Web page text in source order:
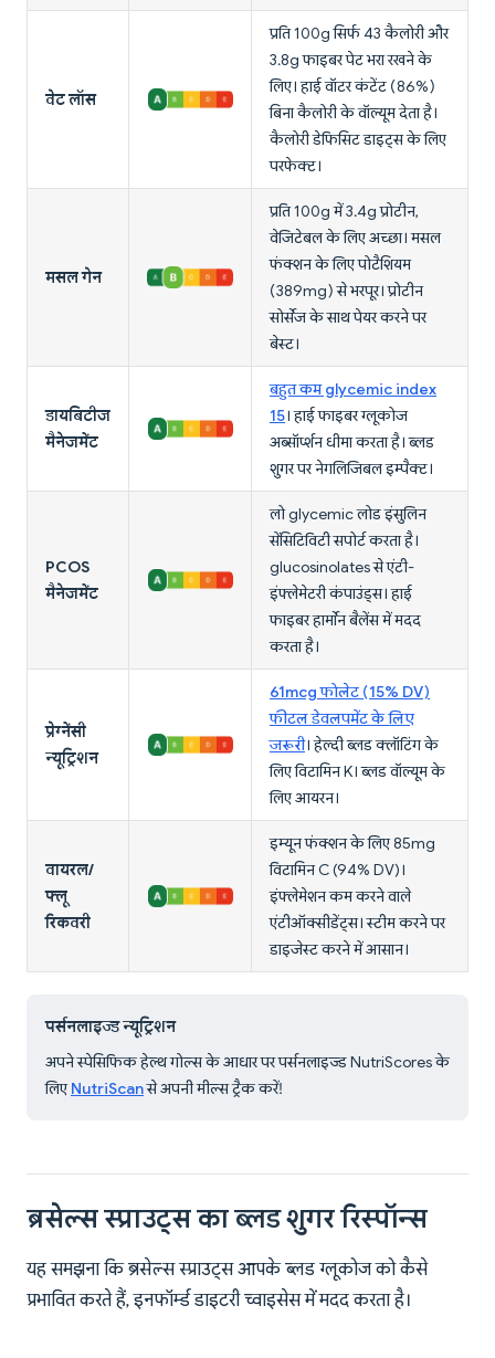
वेट लॉस
प्रति 100g सिर्फ 43 कैलोरी और
3.8g फाइबर पेट भरा रखने के
लिए। हाई वॉटर कंटेंट (86%)
बिना कैलोरी के वॉल्यूम देता है।
कैलोरी डेफिसिट डाइट्स के लिए
परफेक्ट।
मसल गेन
प्रति 100g में 3.4g प्रोटीन,
वेजिटेबल के लिए अच्छा। मसल
फंक्शन के लिए पोटैशियम
(389mg) से भरपूर। प्रोटीन
सोर्सेज के साथ पेयर करने पर
बेस्ट।
डायबिटीज
मैनेजमेंट
बहुत कम glycemic index
15। हाई फाइबर ग्लूकोज
अब्सॉर्प्शन धीमा करता है। ब्लड
शुगर पर नेगलिजिबल इम्पैक्ट।
PCOS
मैनेजमेंट
लो glycemic लोड इंसुलिन
सेंसिटिविटी सपोर्ट करता है।
glucosinolates से एंटी-
इंफ्लेमेटरी कंपाउंड्स। हाई
फाइबर हार्मोन बैलेंस में मदद
करता है।
प्रेग्नेंसी
न्यूट्रिशन
61mcg फोलेट (15% DV)
फीटल डेवलपमेंट के लिए
जरूरी। हेल्दी ब्लड क्लॉटिंग के
लिए विटामिन K। ब्लड वॉल्यूम के
लिए आयरन।
वायरल/
फ्लू
रिकवरी
इम्यून फंक्शन के लिए 85mg
विटामिन C (94% DV)।
इंफ्लेमेशन कम करने वाले
एंटीऑक्सीडेंट्स। स्टीम करने पर
डाइजेस्ट करने में आसान।
पर्सनलाइज्ड न्यूट्रिशन
अपने स्पेसिफिक हेल्थ गोल्स के आधार पर पर्सनलाइज्ड NutriScores के
लिए NutriScanसे अपनी मील्स ट्रैक करें!
ब्रसेल्स स्प्राउट्स का ब्लड शुगर रिस्पॉन्स
यह समझना कि ब्रसेल्स स्प्राउट्स आपके ब्लड ग्लूकोज को कैसे
प्रभावित करते हैं, इनफॉर्म्ड डाइटरी च्वाइसेस में मदद करता है।